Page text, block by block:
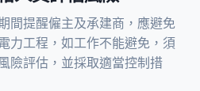
間提醒僱主及承建商，應避免
力工程，如工作不能避免，須
險評估，並採取適當控制措